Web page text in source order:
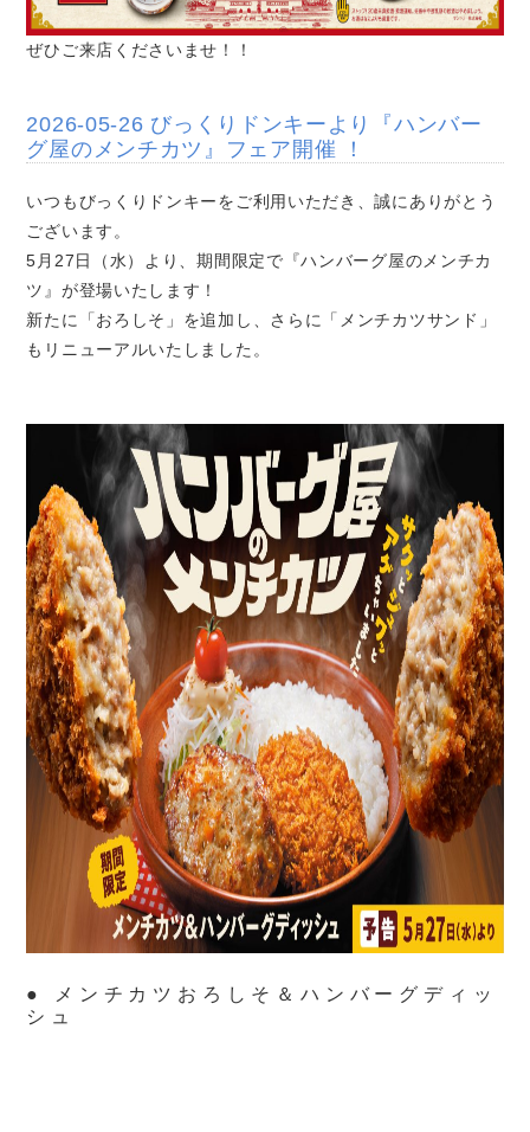
ぜひご来店くださいませ！！
2026-05-26 びっくりドンキーより『ハンバー
グ屋のメンチカツ』フェア開催 ！
いつもびっくりドンキーをご利用いただき、誠にありがとう
ございます。
5月27日（水）より、期間限定で『ハンバーグ屋のメンチカ
ツ』が登場いたします！
新たに「おろしそ」を追加し、さらに「メンチカツサンド」
もリニューアルいたしました。
● メンチカツおろしそ＆ハンバーグディッ
シュ